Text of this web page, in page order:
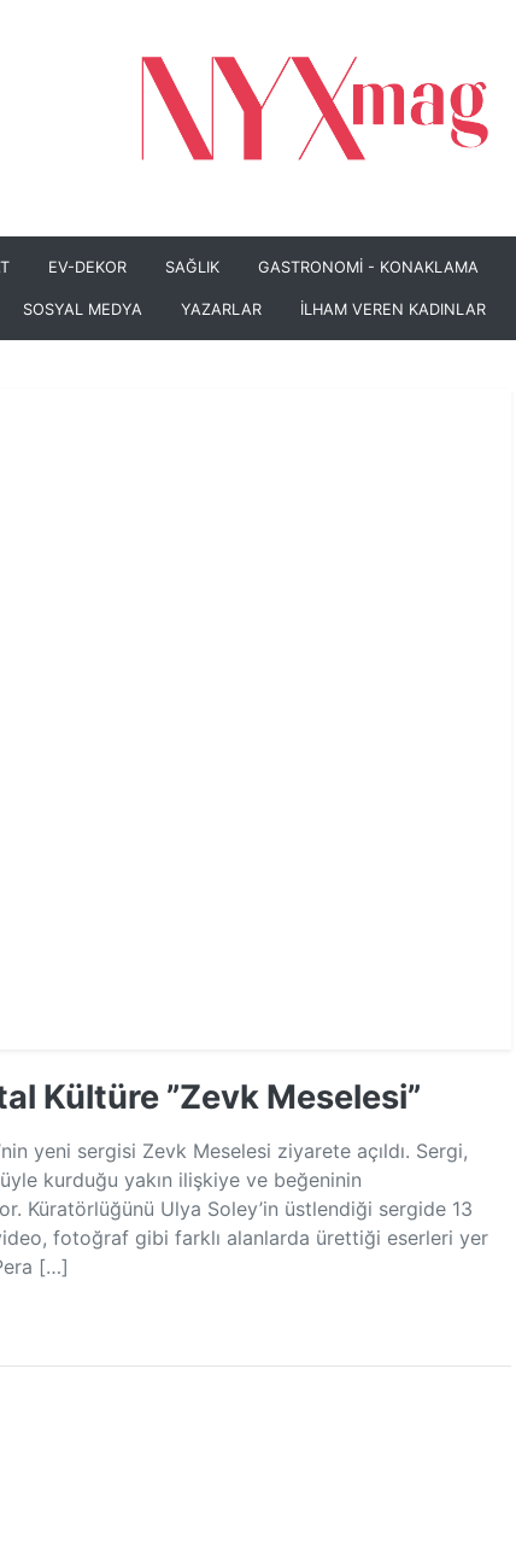
EV-DEKOR SAĞLIK GASTRONOMİ - KONAKLAMA
SOSYAL MEDYA YAZARLAR İLHAM VEREN KADINLAR
Kültüre ”Zevk Meselesi”
yeni sergisi Zevk Meselesi ziyarete açıldı. Sergi,
kurduğu yakın ilişkiye ve beğeninin
Küratörlüğünü Ulya Soley’in üstlendiği sergide 13
fotoğraf gibi farklı alanlarda ürettiği eserleri yer
[…]